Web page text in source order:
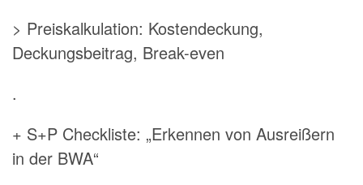
> Preiskalkulation: Kostendeckung,
Deckungsbeitrag, Break-even
.
+ S+P Checkliste: „Erkennen von Ausreißern
in der BWA“